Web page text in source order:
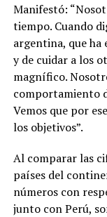
Manifestó:
tiempo. Cuando
argentina, que ha
y de cuidar a los
magnífico.
comportamiento
Vemos que por
los objetivos”.
Al comparar las
países del
números con
junto con Perú,